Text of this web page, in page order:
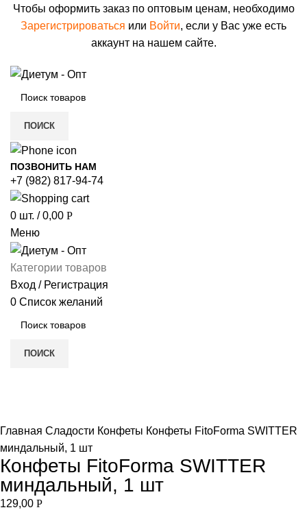
Чтобы оформить заказ по оптовым ценам, необходимо
Зарегистрироваться или Войти, если у Вас уже есть
аккаунт на нашем сайте.
ПОИСК
ПОЗВОНИТЬ НАМ
+7 (982) 817-94-74
0 шт. / 0,00 Р
Меню
Категории товаров
Вход / Регистрация
0 Список желаний
ПОИСК
Главная Сладости Конфеты Конфеты FitoForma SWITTER
миндальный, 1 шт
Конфеты FitoForma SWITTER
миндальный, 1 шт
129,00 Р